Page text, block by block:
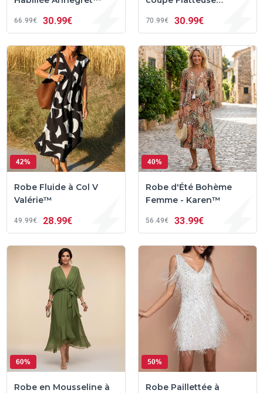
66 99€ 30 99€ 70 99€ 30 99€
42%
Robe Fluide à Col V
Valérie™
49 99€ 28 99€
40%
Robe d'Été Bohème
Femme - Karen™
56 49€ 33 99€
60%
Robe en Mousseline à
50%
Robe Paillettée à